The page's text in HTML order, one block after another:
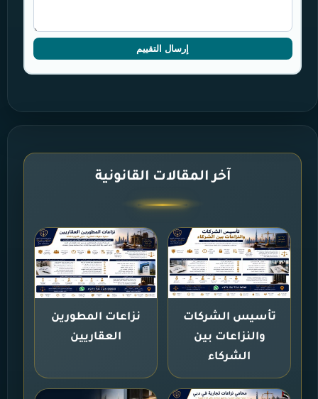
إرسال التقييم
آخر المقالات القانونية
تأسيس الشركات
والنزاعات بين
الشركاء
نزاعات المطورين
العقاريين